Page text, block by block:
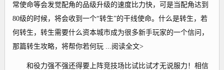
常使命等会发觉配角的品级升级的速度比力快，可是当配角达到
80级的时候，将会收到一个“转生”的干线使命。什么是转生，若
何转生，转生需要什么资本城市成为很多新手玩家的一个信问，
那篇转生攻略，将帮你若何玩 ...阅读全文>
和役力强不强还得要上阵竞技场比试比试才无说服力！相信